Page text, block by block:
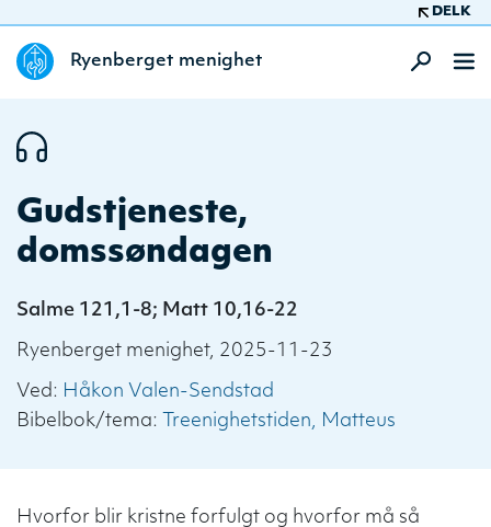
DELK
Ryenberget menighet
Gudstjeneste,
domssøndagen
Salme 121,1-8; Matt 10,16-22
Ryenberget menighet, 2025-11-23
Ved: Håkon Valen-Sendstad
Bibelbok/tema:
Treenighetstiden Matteus
Hvorfor blir kristne forfulgt og hvorfor må så